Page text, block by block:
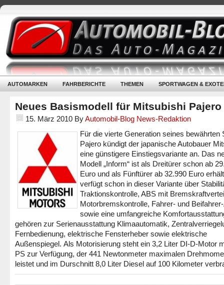
AUTOMARKEN FAHRBERICHTE THEMEN SPORTWAGEN &
Neues Basismodell für Mitsubishi Pajero
15. März 2010 ByAutomobil-Blog News-Redaktion
Für die vierte Generation seines bewährten
Pajero kündigt der japanische Autobauer
eine günstigere Einstiegsvariante an. Das
Modell „Inform“ ist als Dreitürer schon ab
Euro und als Fünftürer ab 32.990 Euro
verfügt schon in dieser Variante über
Traktionskontrolle, ABS mit
Motorbremskontrolle, Fahrer- und
sowie eine umfangreiche
gehören zur Serienausstattung Klimaautomatik,
Fernbedienung, elektrische Fensterheber sowie elektrische
Außenspiegel. Als Motorisierung steht ein 3,2 Liter DI-D-Motor
PS zur Verfügung, der 441 Newtonmeter maximalen
leistet und im Durschnitt 8,0 Liter Diesel auf 100 Kilometer